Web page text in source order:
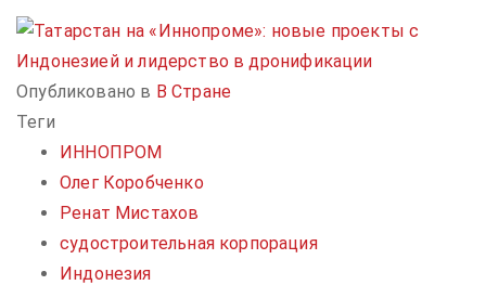
Опубликовано в В Стране
Теги
ИННОПРОМ
Олег Коробченко
Ренат Мистахов
судостроительная корпорация
Индонезия